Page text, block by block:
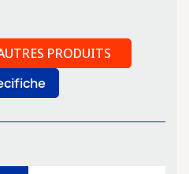
PRODUITS